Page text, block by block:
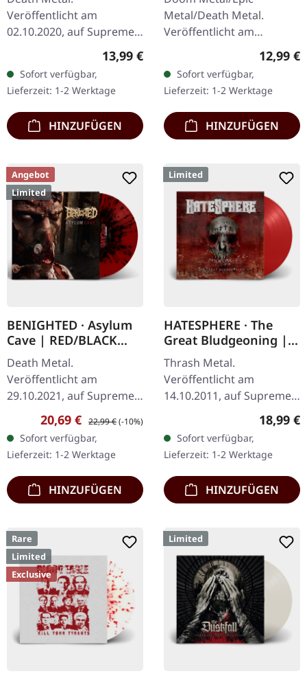
Veröffentlicht am
02.10.2020, auf Supreme
Chaos Records. Limitierte
Erstauflage als DigiPak
mit 24-seitigem
luxeriösen Booklet.
ARROGANZ…
Regulärer Preis:
13,99 €
Sofort verfügbar,
Lieferzeit: 1-2 Werktage
HINZUFÜGEN
Metal/Death Metal.
Veröffentlicht am
15.03.2024, auf Supreme
Chaos Records. Neue
Version als CD im
Jewelcase mit 8-seitigem
Booklet.…
12,99 €
Sofort verfügbar,
Lieferzeit: 1-2 Werktage
HINZUFÜGEN
Angebot
Limited
BENIGHTED · Asylum
Cave | RED/BLACK
SPLATTER LP
Death Metal.
Veröffentlicht am
29.10.2021, auf Supreme
Chaos Records.
Transparent rotes Vinyl
mit schwarzen Splattern
und Insert. Limitiert auf
200…
Verkaufspreis:
20,69 € Regulärer Preis:
22,99 €(-10%)
Sofort verfügbar,
Lieferzeit: 1-2 Werktage
HINZUFÜGEN
Limited
HATESPHERE · The
Great Bludgeoning |
TRANSPARENT RED LP
Thrash Metal.
Veröffentlicht am
14.10.2011, auf Supreme
Transparent rotes Vinyl
im Gatefold-Cover,
nummeriert, limitiert auf
400…
18,99 €
Sofort verfügbar,
Lieferzeit: 1-2 Werktage
HINZUFÜGEN
Rare
Limited
Exclusive
Limited